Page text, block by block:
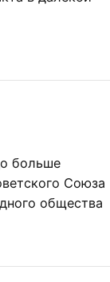
больше
Союза
общества